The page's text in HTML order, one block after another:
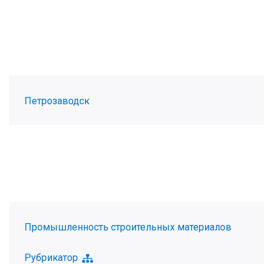
Петрозаводск
Промышленность строительных материалов
Рубрикатор